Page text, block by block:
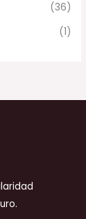
(36)
(1)